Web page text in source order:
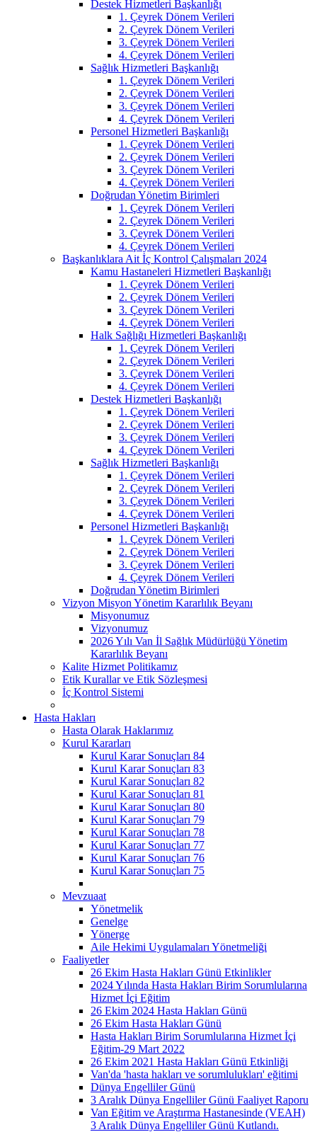
Destek Hizmetleri Başkanlığı
1. Çeyrek Dönem Verileri
2. Çeyrek Dönem Verileri
3. Çeyrek Dönem Verileri
4. Çeyrek Dönem Verileri
Sağlık Hizmetleri Başkanlığı
1. Çeyrek Dönem Verileri
2. Çeyrek Dönem Verileri
3. Çeyrek Dönem Verileri
4. Çeyrek Dönem Verileri
Personel Hizmetleri Başkanlığı
1. Çeyrek Dönem Verileri
2. Çeyrek Dönem Verileri
3. Çeyrek Dönem Verileri
4. Çeyrek Dönem Verileri
Doğrudan Yönetim Birimleri
1. Çeyrek Dönem Verileri
2. Çeyrek Dönem Verileri
3. Çeyrek Dönem Verileri
4. Çeyrek Dönem Verileri
Başkanlıklara Ait İç Kontrol Çalışmaları 2024
Kamu Hastaneleri Hizmetleri Başkanlığı
1. Çeyrek Dönem Verileri
2. Çeyrek Dönem Verileri
3. Çeyrek Dönem Verileri
4. Çeyrek Dönem Verileri
Halk Sağlığı Hizmetleri Başkanlığı
1. Çeyrek Dönem Verileri
2. Çeyrek Dönem Verileri
3. Çeyrek Dönem Verileri
4. Çeyrek Dönem Verileri
Destek Hizmetleri Başkanlığı
1. Çeyrek Dönem Verileri
2. Çeyrek Dönem Verileri
3. Çeyrek Dönem Verileri
4. Çeyrek Dönem Verileri
Sağlık Hizmetleri Başkanlığı
1. Çeyrek Dönem Verileri
2. Çeyrek Dönem Verileri
3. Çeyrek Dönem Verileri
4. Çeyrek Dönem Verileri
Personel Hizmetleri Başkanlığı
1. Çeyrek Dönem Verileri
2. Çeyrek Dönem Verileri
3. Çeyrek Dönem Verileri
4. Çeyrek Dönem Verileri
Doğrudan Yönetim Birimleri
Vizyon Misyon Yönetim Kararlılık Beyanı
Misyonumuz
Vizyonumuz
2026 Yılı Van İl Sağlık Müdürlüğü Yönetim
Kararlılık Beyanı
Kalite Hizmet Politikamız
Etik Kurallar ve Etik Sözleşmesi
İç Kontrol Sistemi
Hasta Hakları
Hasta Olarak Haklarımız
Kurul Kararları
Kurul Karar Sonuçları 84
Kurul Karar Sonuçları 83
Kurul Karar Sonuçları 82
Kurul Karar Sonuçları 81
Kurul Karar Sonuçları 80
Kurul Karar Sonuçları 79
Kurul Karar Sonuçları 78
Kurul Karar Sonuçları 77
Kurul Karar Sonuçları 76
Kurul Karar Sonuçları 75
Mevzuaat
Yönetmelik
Genelge
Yönerge
Aile Hekimi Uygulamaları Yönetmeliği
Faaliyetler
26 Ekim Hasta Hakları Günü Etkinlikler
2024 Yılında Hasta Hakları Birim Sorumlularına
Hizmet İçi Eğitim
26 Ekim 2024 Hasta Hakları Günü
26 Ekim Hasta Hakları Günü
Hasta Hakları Birim Sorumlularına Hizmet İçi
Eğitim-29 Mart 2022
26 Ekim 2021 Hasta Hakları Günü Etkinliği
Van'da 'hasta hakları ve sorumlulukları' eğitimi
Dünya Engelliler Günü
3 Aralık Dünya Engelliler Günü Faaliyet Raporu
Van Eğitim ve Araştırma Hastanesinde (VEAH)
3 Aralık Dünya Engelliler Günü Kutlandı.